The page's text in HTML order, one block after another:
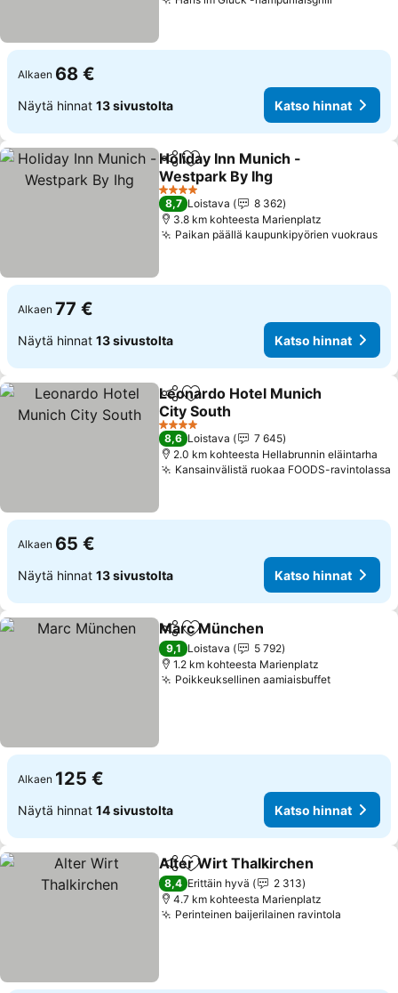
Alkaen 68 €
Näytä hinnat 13 sivustolta Katso hinnat
Jaa Lisää suosikkeihin
Holiday Inn Munich -
Westpark By Ihg
4 Tähtiluokitus
8,7 Loistava
8 362
3.8 km kohteesta Marienplatz
Paikan päällä kaupunkipyörien vuokraus
Alkaen 77 €
Näytä hinnat 13 sivustolta Katso hinnat
Jaa Lisää suosikkeihin
Leonardo Hotel Munich
City South
4 Tähtiluokitus
8,6 Loistava
7 645
2.0 km kohteesta Hellabrunnin eläintarha
Kansainvälistä ruokaa FOODS-ravintolassa
Alkaen 65 €
Näytä hinnat 13 sivustolta Katso hinnat
Jaa Lisää suosikkeihin
Marc München
9,1 Loistava
5 792
1.2 km kohteesta Marienplatz
Poikkeuksellinen aamiaisbuffet
Alkaen 125 €
Näytä hinnat 14 sivustolta Katso hinnat
Jaa Lisää suosikkeihin
Alter Wirt Thalkirchen
8,4 Erittäin hyvä
2 313
4.7 km kohteesta Marienplatz
Perinteinen baijerilainen ravintola